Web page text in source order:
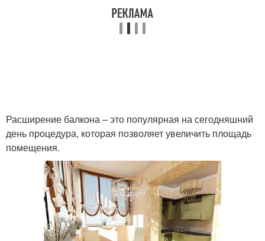
Расширение балкона – это популярная на сегодняшний
день процедура, которая позволяет увеличить площадь
помещения.